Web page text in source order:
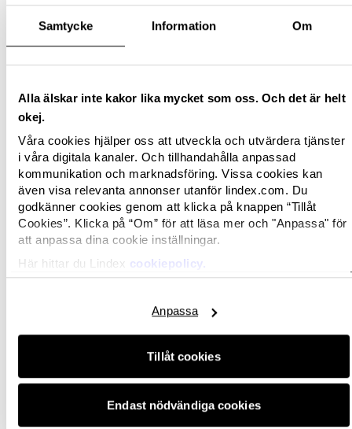
Samtycke Information Om
Alla älskar inte kakor lika mycket som oss. Och det är helt
okej.
Våra cookies hjälper oss att utveckla och utvärdera tjänster
i våra digitala kanaler. Och tillhandahålla anpassad
kommunikation och marknadsföring. Vissa cookies kan
även visa relevanta annonser utanför lindex.com. Du
godkänner cookies genom att klicka på knappen “Tillåt
Cookies”. Klicka på “Om” för att läsa mer och "Anpassa" för
att anpassa dina cookie inställningar.
Här hittar du Lindex cookiepolicy.
Tillåt cookies
Anpassa
Endast nödvändiga cookies
Modeföretaget fortsatte sin tillväxt i fysisk butik
under kvartalet med en ökning på 3,2 procent
jämfört med motsvarande period föregående år.
Lindex digitala försäljning ökade med 13,8
uppgick till 19,4 procent av Lindex totala
försäljning (17,8 procent 2022).
”Vi ökar vår försäljning för alla våra
affärsområden, där dam ökar mest med en
tillväxt på 8,9 procent under kvartalet. Det är
också glädjande att vi fortsätter växa med både
nya och aktiva kunder samt att vi ökar vårt
snittköp trots tider med minskad köpkraft. Det är
affärer och piloterar nya försäljningskanaler och
entusiasm jag blickar framåt på vår fortsatta resa
som ett globalt, varumärkesdrivet och hållbart
modeföretag där våra investeringar och digitala